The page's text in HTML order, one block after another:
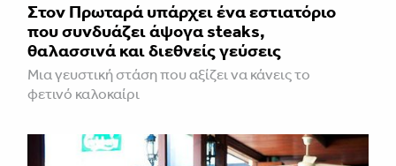
Στον Πρωταρά υπάρχει ένα εστιατόριο
που συνδυάζει άψογα steaks,
θαλασσινά και διεθνείς γεύσεις
Μια γευστική στάση που αξίζει να κάνεις το
φετινό καλοκαίρι